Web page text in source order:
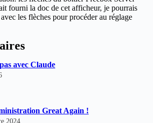
fourni la doc de cet afficheur, je pourrais
les flèches pour procéder au réglage
avec Claude
Great Again !
2024